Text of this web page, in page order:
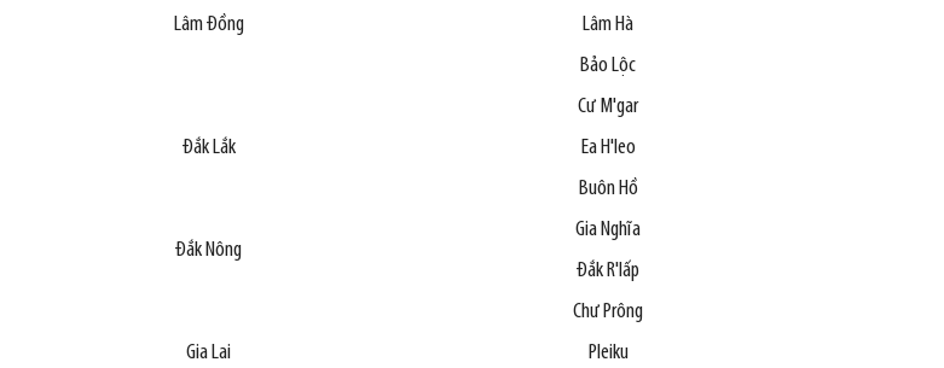
Lâm Đồng
Lâm Hà
Bảo Lộc
Đắk Lắk
Cư M'gar
Ea H'leo
Buôn Hồ
Đắk Nông
Gia Nghĩa
Đắk R'lấp
Gia Lai
Chư Prông
Pleiku